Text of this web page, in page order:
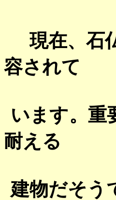
現在、石
容されて
います。重
耐える
建物だそう